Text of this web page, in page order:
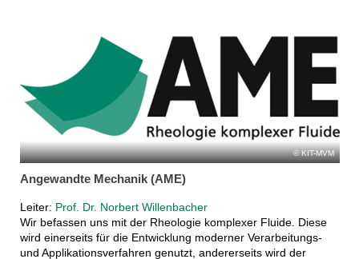
KIT-MVM
Angewandte Mechanik (AME)
Leiter: Prof. Dr. Norbert Willenbacher
Wir befassen uns mit der Rheologie komplexer Fluide. Diese
wird einerseits für die Entwicklung moderner Verarbeitungs-
und Applikationsverfahren genutzt, andererseits wird der